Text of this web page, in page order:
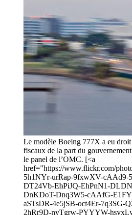
Le modèle Boeing 777X a eu droit
fiscaux de la part du
le panel de l’OMC. [<a
href="https://www.flickr.com/
5h1NYr-urRap-9fxwXV-cAAd9-
DT24Vb-EhPiJQ-EhPnN1-
DnKDoT-Dnq3W5-cAAfG-
aSTsDR-4e5jSB-oct4Er-7q3SG-
2hRr9D-nvTgrw-PYYYW-